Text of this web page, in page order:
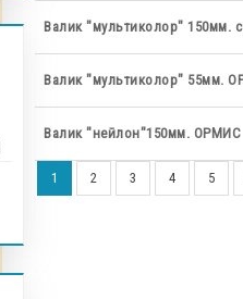
Валик "мультиколор" 150мм.
Валик "мультиколор" 55мм.
Валик "нейлон"150мм. ОРМИС
1 2 3 4 5